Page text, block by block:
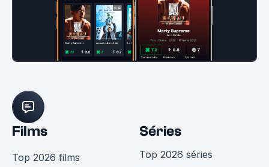
Films
Top 2026 films
Séries
Top 2026 séries